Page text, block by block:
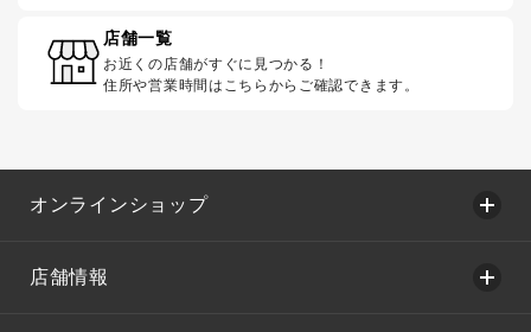
店舗一覧
お近くの店舗がすぐに見つかる！
住所や営業時間はこちらからご確認できます。
オンラインショップ
店舗情報